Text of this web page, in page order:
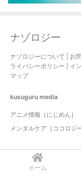
ホーム
ナゾロジー
ナゾロジーについて お
ライバシーポリシー
イ
マップ
kusuguru media
アニメ情報［にじめん］
メンタルケア［ココロジー
© 2017-2026 nazology. all